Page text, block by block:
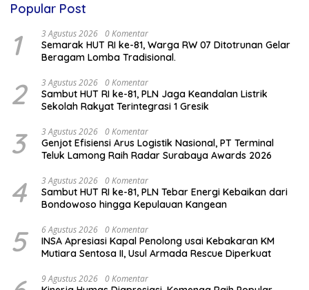
Popular Post
1 3 Agustus 2026 0 Komentar
Semarak HUT RI ke-81, Warga RW 07 Ditotrunan Gelar
Beragam Lomba Tradisional.
2 3 Agustus 2026 0 Komentar
Sambut HUT RI ke-81, PLN Jaga Keandalan Listrik
Sekolah Rakyat Terintegrasi 1 Gresik
3 3 Agustus 2026 0 Komentar
Genjot Efisiensi Arus Logistik Nasional, PT Terminal
Teluk Lamong Raih Radar Surabaya Awards 2026
4 3 Agustus 2026 0 Komentar
Sambut HUT RI ke-81, PLN Tebar Energi Kebaikan dari
Bondowoso hingga Kepulauan Kangean
5 6 Agustus 2026 0 Komentar
INSA Apresiasi Kapal Penolong usai Kebakaran KM
Mutiara Sentosa II, Usul Armada Rescue Diperkuat
9 Agustus 2026 0 Komentar